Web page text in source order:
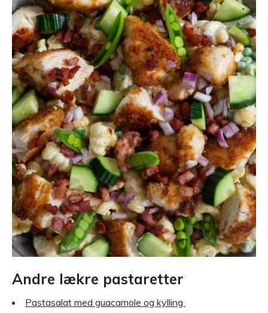
Andre lækre pastaretter
Pastasalat med guacamole og kylling